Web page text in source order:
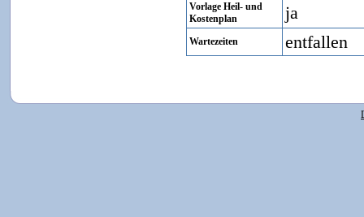
Vorlage Heil- und
Kostenplan
ja
Wartezeiten entfallen